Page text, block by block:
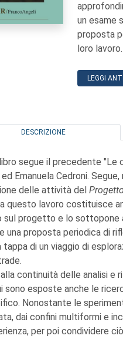
un esame
proposta
loro lavoro.
LEGGI
DESCRIZIONE
segue il precedente "Le
ed Emanuela Cedroni.
delle attività del
questo lavoro costituisce
sul progetto e lo sottopone
una proposta periodica di
tappa di un viaggio di
continuità delle analisi e
sono esposte anche le
Nonostante le
dai confini multiformi e
per poi condividere